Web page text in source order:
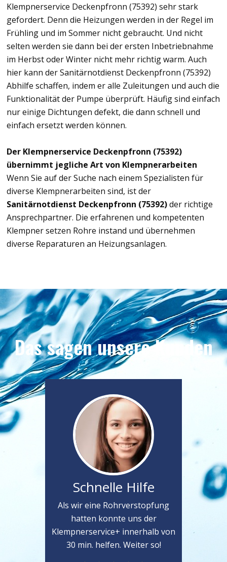
Klempnerservice Deckenpfronn (75392) sehr stark
gefordert. Denn die Heizungen werden in der Regel im
Frühling und im Sommer nicht gebraucht. Und nicht
selten werden sie dann bei der ersten Inbetriebnahme
im Herbst oder Winter nicht mehr richtig warm. Auch
hier kann der Sanitärnotdienst Deckenpfronn (75392)
Abhilfe schaffen, indem er alle Zuleitungen und auch die
Funktionalität der Pumpe überprüft. Häufig sind einfach
nur einige Dichtungen defekt, die dann schnell und
einfach ersetzt werden können.
Der Klempnerservice Deckenpfronn (75392)
übernimmt jegliche Art von Klempnerarbeiten
Wenn Sie auf der Suche nach einem Spezialisten für
diverse Klempnerarbeiten sind, ist der
Sanitärnotdienst Deckenpfronn (75392)der richtige
Ansprechpartner. Die erfahrenen und kompetenten
Klempner setzen Rohre instand und übernehmen
diverse Reparaturen an Heizungsanlagen.
Das sagen unsere Kunden
Schnelle Hilfe
Als wir eine Rohrverstopfung
hatten konnte uns der
Klempnerservice+ innerhalb von
30 min. helfen. Weiter so!